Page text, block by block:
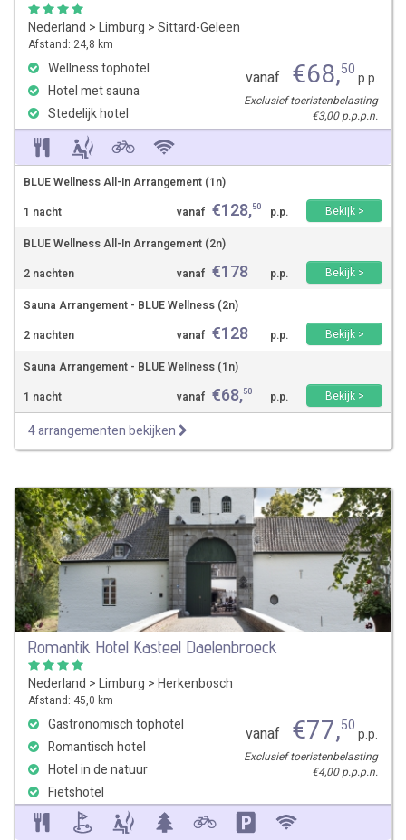
Nederland >Limburg >Sittard-Geleen
Afstand: 24,8 km
Wellness tophotel
Hotel met sauna
Stedelijk hotel
vanaf €68,50p.p.
Exclusief toeristenbelasting
€3,00 p.p.p.n.
BLUE Wellness All-In Arrangement (1n)
1 nacht
vanaf €128,50 p.p.
Bekijk >
BLUE Wellness All-In Arrangement (2n)
2 nachten
vanaf €178 p.p.
Bekijk >
Sauna Arrangement - BLUE Wellness (2n)
2 nachten
vanaf €128 p.p.
Bekijk >
Sauna Arrangement - BLUE Wellness (1n)
1 nacht
vanaf €68,50 p.p. Bekijk >
4 arrangementen bekijken
Romantik Hotel Kasteel Daelenbroeck
Nederland >Limburg >Herkenbosch
Afstand: 45,0 km
Gastronomisch tophotel
Romantisch hotel
Hotel in de natuur
Fietshotel
vanaf €77,50p.p.
Exclusief toeristenbelasting
€4,00 p.p.p.n.